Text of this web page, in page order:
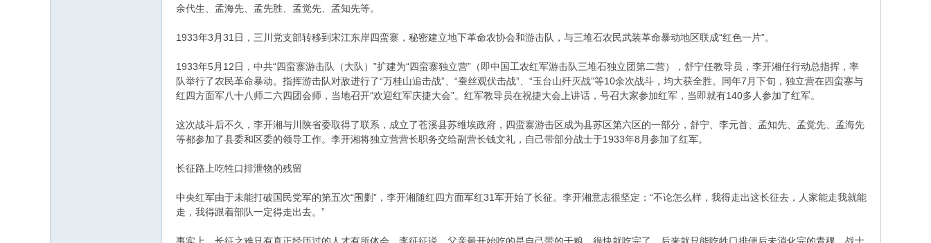
余代生、孟海先、孟先胜、孟觉先、孟知先等。
1933年3月31日，三川党支部转移到宋江东岸四蛮寨，秘密建立地下革命农协会和游击队，与三堆石农民武装革命暴动地区联成“红色一片”。
1933年5月12日，中共“四蛮寨游击队（大队）”扩建为“四蛮寨独立营”（即中国工农红军游击队三堆石独立团第二营），舒宁任教导员，李开湘任行动总指挥，率
队举行了农民革命暴动。指挥游击队对敌进行了“万桂山追击战”、“蚕丝观伏击战”、“玉台山歼灭战”等10余次战斗，均大获全胜。同年7月下旬，独立营在四蛮寨与
红四方面军八十八师二六四团会师，当地召开“欢迎红军庆捷大会”。红军教导员在祝捷大会上讲话，号召大家参加红军，当即就有140多人参加了红军。
这次战斗后不久，李开湘与川陕省委取得了联系，成立了苍溪县苏维埃政府，四蛮寨游击区成为县苏区第六区的一部分，舒宁、李元首、孟知先、孟觉先、孟海先
等都参加了县委和区委的领导工作。李开湘将独立营营长职务交给副营长钱文礼，自己带部分战士于1933年8月参加了红军。
长征路上吃牲口排泄物的残留
中央红军由于未能打破国民党军的第五次“围剿”，李开湘随红四方面军红31军开始了长征。李开湘意志很坚定：“不论怎么样，我得走出这长征去，人家能走我就能
走，我得跟着部队一定得走出去。”